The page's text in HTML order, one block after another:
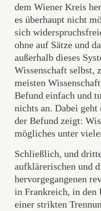
dem Wiener Kreis
es überhaupt nicht
sich
ohne auf Sätze und
außerhalb dieses
Wissenschaft selbst,
meisten
Befund einfach und
nichts an. Dabei geht
der Befund zeigt:
mögliches unter
Schließlich, und
aufklärerischen und
hervorgegangenen
in Frankreich, in den
einer strikten